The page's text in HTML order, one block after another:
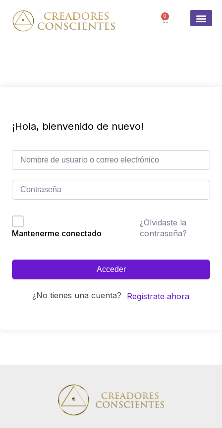
0
¡Hola, bienvenido de nuevo!
Mantenerme conectado
¿Olvidaste la
contraseña?
Acceder
¿No tienes una cuenta? Regístrate ahora